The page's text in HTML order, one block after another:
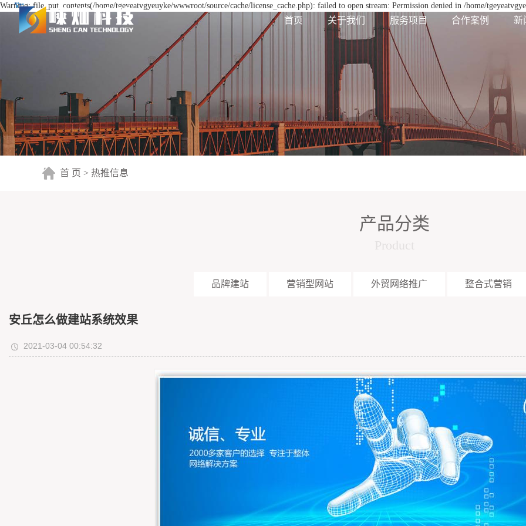
Warning: file_put_contents(/home/tgeyeatvgyeuyke/wwwroot/source/cache/license_cache.php): failed to open stream: Permission denied in /home/
首页 关于我们 服务项目 合作案例 新
首 页 > 热推信息
产品分类
品牌建站 营销型网站 外贸网络推广 整合式营销
安丘怎么做建站系统效果
2021-03-04 00:54:32